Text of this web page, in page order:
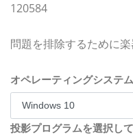
120584
問題を排除するために
オペレーティングシステ
投影プログラムを選択し